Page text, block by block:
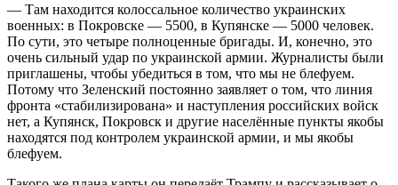
— Там находится колоссальное количество украинских
военных: в Покровске — 5500, в Купянске — 5000 человек.
По сути, это четыре полноценные бригады. И, конечно, это
очень сильный удар по украинской армии. Журналисты были
приглашены, чтобы убедиться в том, что мы не блефуем.
Потому что Зеленский постоянно заявляет о том, что линия
фронта «стабилизирована» и наступления российских войск
нет, а Купянск, Покровск и другие населённые пункты якобы
находятся под контролем украинской армии, и мы якобы
блефуем.